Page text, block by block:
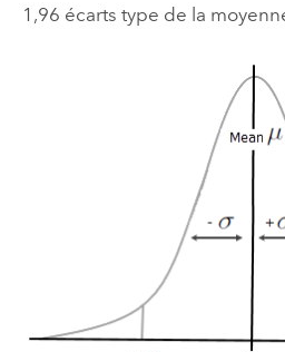
1,96 écarts type de la